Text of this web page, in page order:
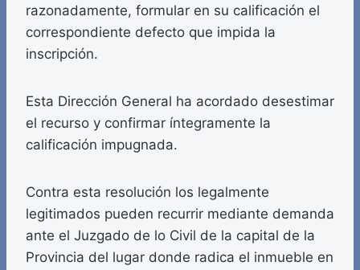
razonadamente, formular en su calificación el
correspondiente defecto que impida la
inscripción.
Esta Dirección General ha acordado desestimar
el recurso y confirmar íntegramente la
calificación impugnada.
Contra esta resolución los legalmente
legitimados pueden recurrir mediante demanda
ante el Juzgado de lo Civil de la capital de la
Provincia del lugar donde radica el inmueble en